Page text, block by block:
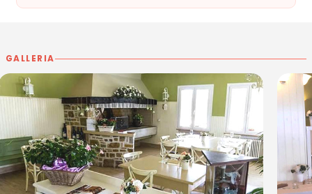
Lunedì, Martedì Giovedì, Venerdì, Sabato e Domenica:
VINERIA VENCÒ DEL COLLIO
Località Vencò, 1
34070 Dolegna del Collio (GO)
Tel. 0481 61664
P.IVA 002888620305
Per ulteriori informazioni sull'offerta o sulle modalità di
acquisto scrivi aposta@espevia.it.
GALLERIA